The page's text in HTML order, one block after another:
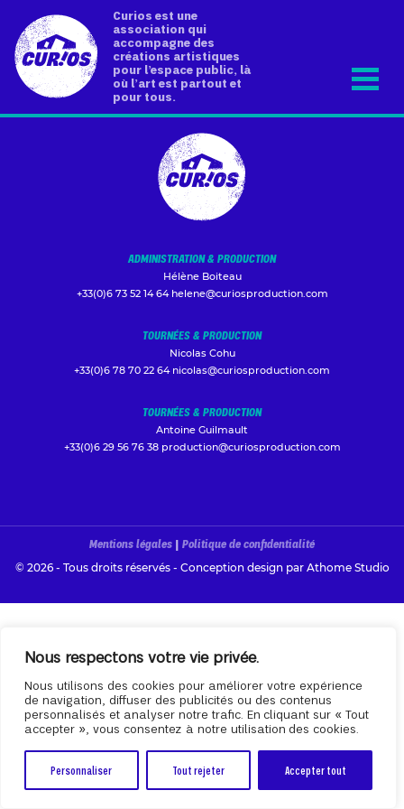
Nous respectons votre vie privée.
Nous utilisons des cookies pour améliorer votre expérience
de navigation, diffuser des publicités ou des contenus
personnalisés et analyser notre trafic. En cliquant sur « Tout
accepter », vous consentez à notre utilisation des cookies.
Personnaliser Tout rejeter Accepter tout
Curios est une
association qui
accompagne des
créations artistiques
pour l’espace public, là
où l’art est partout et
pour tous.
ADMINISTRATION & PRODUCTION
Hélène Boiteau
+33(0)6 73 52 14 64 helene@curiosproduction.com
TOURNÉES & PRODUCTION
Nicolas Cohu
+33(0)6 78 70 22 64 nicolas@curiosproduction.com
TOURNÉES & PRODUCTION
Antoine Guilmault
+33(0)6 29 56 76 38 production@curiosproduction.com
Mentions légales | Politique de confidentialité
© 2026 - Tous droits réservés - Conception design par Athome Studio